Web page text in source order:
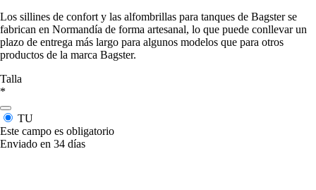
Los sillines de confort y las alfombrillas para tanques de Bagster se
fabrican en Normandía de forma artesanal, lo que puede conllevar un
plazo de entrega más largo para algunos modelos que para otros
productos de la marca Bagster.
Talla
*
TU
Este campo es obligatorio
Enviado en 34 días